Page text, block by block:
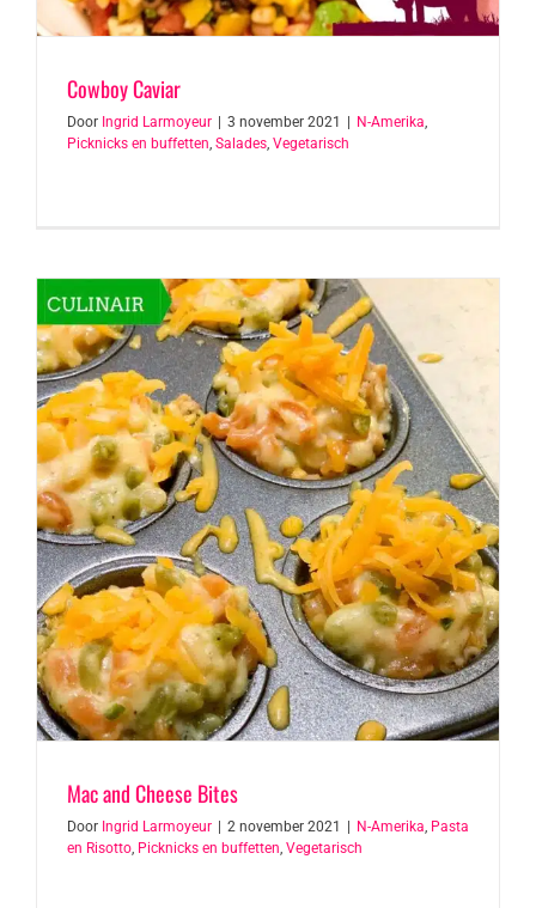
Cowboy Caviar
Door Ingrid Larmoyeur 3 november 2021 N-Amerika,
Picknicks en buffetten, Salades, Vegetarisch
Mac and Cheese Bites
Door Ingrid Larmoyeur 2 november 2021 N-Amerika, Pasta
en Risotto, Picknicks en buffetten, Vegetarisch